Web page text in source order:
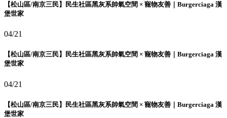
【松山區/南京三民】民生社區黑灰系帥氣空間 × 寵物友善｜Burgerciaga 漢
堡世家
04/21
【松山區/南京三民】民生社區黑灰系帥氣空間 × 寵物友善｜Burgerciaga 漢
堡世家
04/21
【松山區/南京三民】民生社區黑灰系帥氣空間 × 寵物友善｜Burgerciaga 漢
堡世家